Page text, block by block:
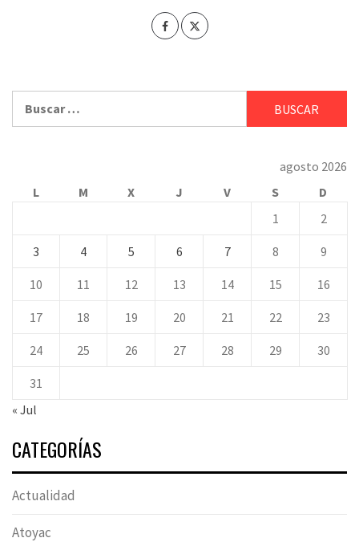
agosto 2026
L
M X J V S
D
1
2
3 4 5 6 7 8 9
10 11 12 13 14 15 16
17 18 19 20 21 22 23
24 25 26 27 28 29 30
31
« Jul
CATEGORÍAS
Actualidad
Atoyac